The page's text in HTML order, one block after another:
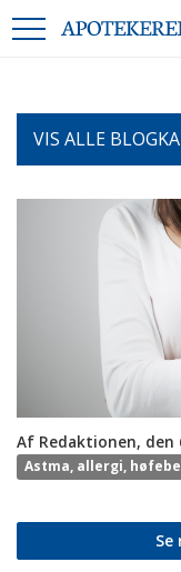
VIS ALLE
Af Redaktionen, den
Astma, allergi,